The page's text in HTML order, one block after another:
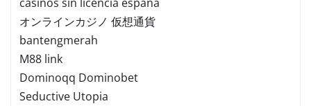
オンラインカジノ 仮想通貨
bantengmerah
M88 link
Dominoqq Dominobet
Seductive Utopia